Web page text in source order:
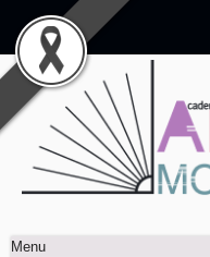
Menu